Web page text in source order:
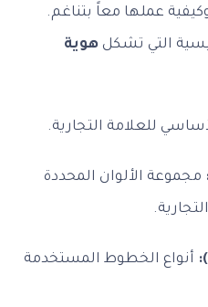
عملها معاً بتناغم.
التي تشكل هوية
للعلامة التجارية.
مجموعة الألوان المحددة
أنواع الخطوط المستخدمة